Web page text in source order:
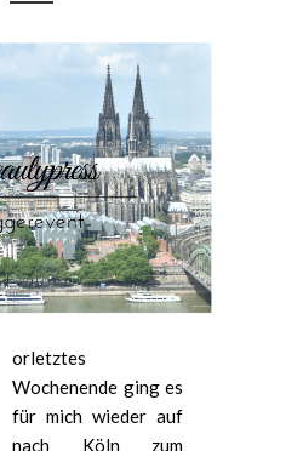
orletztes
Wochenende ging es
für mich wieder auf
nach Köln zum